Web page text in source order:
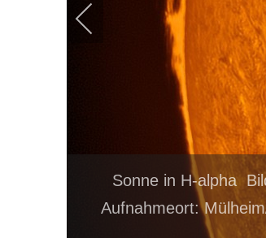
Sonne in H-alpha
Aufnahmeort: